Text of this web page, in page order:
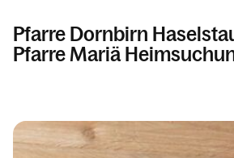
Pfarre Dornbirn
Pfarre Mariä